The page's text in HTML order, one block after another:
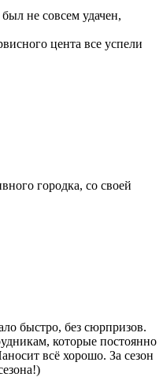
не совсем удачен,
цента все успели
городка, со своей
быстро, без сюрпризов.
которые постоянно
всё хорошо. За сезон